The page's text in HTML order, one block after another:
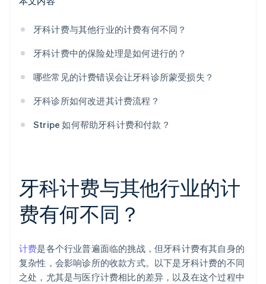
牙科计费与其他行业的计费有何不同？
牙科计费中的保险处理是如何进行的？
哪些常见的计费错误会让牙科诊所蒙受损失？
牙科诊所如何改进其计费流程？
Stripe 如何帮助牙科计费和付款？
牙科计费与其他行业的计
费有何不同？
计费是各个行业普遍面临的挑战，但牙科计费有其自身的
复杂性，会影响诊所的收款方式。以下是牙科计费的不同
之处，尤其是与医疗计费相比的差异，以及在这个过程中